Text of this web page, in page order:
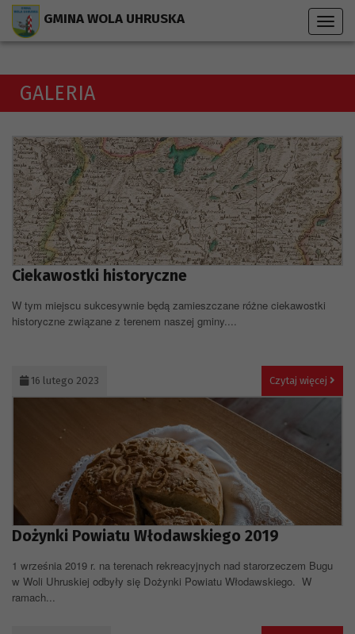
GMINA WOLA UHRUSKA
GALERIA
Ciekawostki historyczne
W tym miejscu sukcesywnie będą zamieszczane różne ciekawostki
historyczne związane z terenem naszej gminy....
16 lutego 2023 Czytaj więcej
Dożynki Powiatu Włodawskiego 2019
1 września 2019 r. na terenach rekreacyjnych nad starorzeczem Bugu
w Woli Uhruskiej odbyły się Dożynki Powiatu Włodawskiego. W
ramach...